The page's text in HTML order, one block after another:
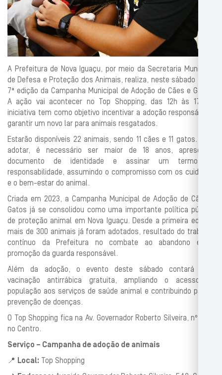
A Prefeitura de Nova Iguaçu, por meio da Secretaria Municipal
de Defesa e Proteção dos Animais, realiza, neste sábado (9), a
7ª edição da Campanha Municipal de Adoção de Cães e Gatos.
A ação vai acontecer no Top Shopping, das 12h às 17h. A
iniciativa tem como objetivo incentivar a adoção responsável e
garantir um novo lar para animais resgatados.
Estarão disponíveis 22 animais, sendo 11 cães e 11 gatos. Para
adotar, é necessário ser maior de 18 anos, apresentar
documento de identidade e assinar um termo de
responsabilidade, assumindo o compromisso com os cuidados
e o bem-estar do animal.
Criada em 2023, a Campanha Municipal de Adoção de Cães e
Gatos já se consolidou como uma importante política pública
de proteção animal em Nova Iguaçu. Desde a primeira edição,
mais de 300 animais já foram adotados, resultado do trabalho
contínuo da Prefeitura no combate ao abandono e na
promoção da guarda responsável.
Além da adoção, o evento deste sábado contará com
vacinação antirrábica gratuita, ampliando o acesso da
população aos serviços de saúde animal e contribuindo para a
prevenção de doenças.
O Top Shopping fica na Av. Governador Roberto Silveira, nº 540,
no Centro.
Serviço – Campanha de adoção de animais
📍 Local: Top Shopping